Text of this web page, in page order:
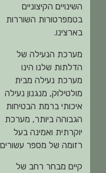
השינויים הקיצוניים
בטמפרטורות השוררות
בארצינו.
מערכת הנעילה של
הדלתות שלנו הינו
מערכת נעילה מבית
מולטילוק, מנגנון נעילה
איכותי ברמת הבטיחות
הגבוהה ביותר, מערכת
יוקרתית ואמינה בעל
רזומה של מספר עשורים.
קיים מבחר רחב של